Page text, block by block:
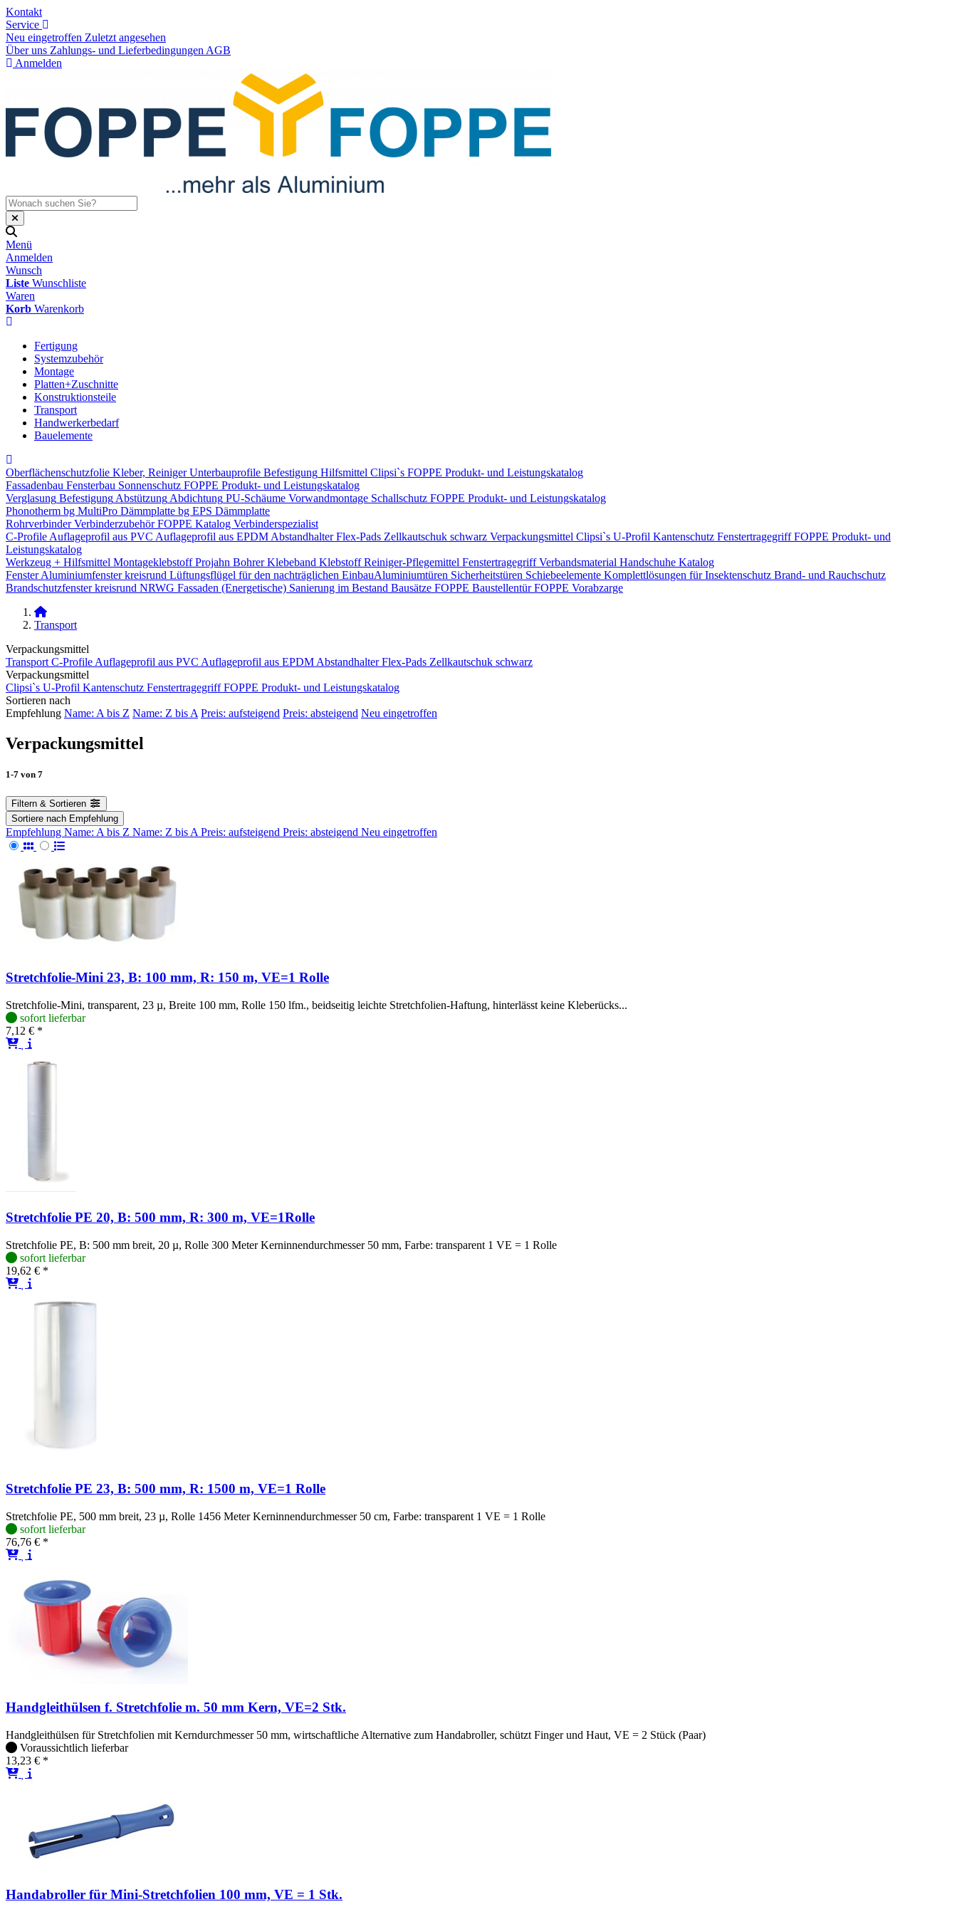
Kontakt
Service
Neu eingetroffen Zuletzt angesehen
Über uns Zahlungs- und Lieferbedingungen AGB
Anmelden
Menü
Anmelden
Wunsch
Liste Wunschliste
Waren
Korb Warenkorb
Fertigung
Systemzubehör
Montage
Platten+Zuschnitte
Konstruktionsteile
Transport
Handwerkerbedarf
Bauelemente
Oberflächenschutzfolie Kleber, Reiniger Unterbauprofile Befestigung Hilfsmittel Clipsi`s FOPPE Produkt- und Leistungskatalog
Fassadenbau Fensterbau Sonnenschutz FOPPE Produkt- und Leistungskatalog
Verglasung Befestigung Abstützung Abdichtung PU-Schäume Vorwandmontage Schallschutz FOPPE Produkt- und Leistungskatalog
Phonotherm bg MultiPro Dämmplatte bg EPS Dämmplatte
Rohrverbinder Verbinderzubehör FOPPE Katalog Verbinderspezialist
C-Profile Auflageprofil aus PVC Auflageprofil aus EPDM Abstandhalter Flex-Pads Zellkautschuk schwarz Verpackungsmittel Clipsi`s U-Profil Kantenschutz Fenstertragegriff FOPPE Produkt- und
Leistungskatalog
Werkzeug + Hilfsmittel Montageklebstoff Projahn Bohrer Klebeband Klebstoff Reiniger-Pflegemittel Fenstertragegriff Verbandsmaterial Handschuhe Katalog
Fenster Aluminiumfenster kreisrund Lüftungsflügel für den nachträglichen Einbau​Aluminiumtüren Sicherheitstüren Schiebeelemente Komplettlösungen für Insektenschutz Brand- und Rauchschutz​
Brandschutzfenster kreisrund NRWG Fassaden (Energetische) Sanierung im Bestand Bausätze FOPPE Baustellentür FOPPE Vorabzarge
Transport
Verpackungsmittel
Transport C-Profile Auflageprofil aus PVC Auflageprofil aus EPDM Abstandhalter Flex-Pads Zellkautschuk schwarz
Verpackungsmittel
Clipsi`s U-Profil Kantenschutz Fenstertragegriff FOPPE Produkt- und Leistungskatalog
Sortieren nach
Empfehlung Name: A bis Z Name: Z bis A Preis: aufsteigend Preis: absteigend Neu eingetroffen
Verpackungsmittel
1-7 von 7
Filtern & Sortieren
Sortiere nach Empfehlung
Empfehlung Name: A bis Z Name: Z bis A Preis: aufsteigend Preis: absteigend Neu eingetroffen
Stretchfolie-Mini 23, B: 100 mm, R: 150 m, VE=1 Rolle
Stretchfolie-Mini, transparent, 23 µ, Breite 100 mm, Rolle 150 lfm., beidseitig leichte Stretchfolien-Haftung, hinterlässt keine Kleberücks...
sofort lieferbar
7,12 € *
Stretchfolie PE 20, B: 500 mm, R: 300 m, VE=1Rolle
Stretchfolie PE, B: 500 mm breit, 20 µ, Rolle 300 Meter Kerninnendurchmesser 50 mm, Farbe: transparent 1 VE = 1 Rolle
sofort lieferbar
19,62 € *
Stretchfolie PE 23, B: 500 mm, R: 1500 m, VE=1 Rolle
Stretchfolie PE, 500 mm breit, 23 µ, Rolle 1456 Meter Kerninnendurchmesser 50 cm, Farbe: transparent 1 VE = 1 Rolle
sofort lieferbar
76,76 € *
Handgleithülsen f. Stretchfolie m. 50 mm Kern, VE=2 Stk.
Handgleithülsen für Stretchfolien mit Kerndurchmesser 50 mm, wirtschaftliche Alternative zum Handabroller, schützt Finger und Haut, VE = 2 Stück (Paar)
Voraussichtlich lieferbar
13,23 € *
Handabroller für Mini-Stretchfolien 100 mm, VE = 1 Stk.